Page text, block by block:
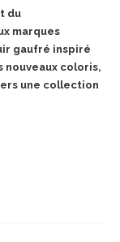
du
marques
gaufré inspiré
nouveaux coloris,
une collection